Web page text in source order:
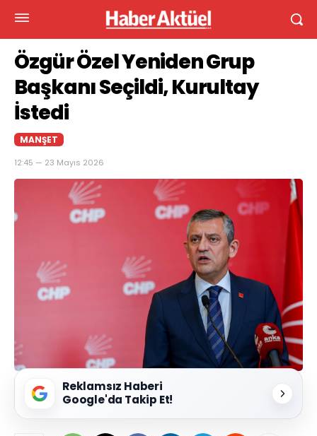
Özgür Özel Yeniden Grup
Başkanı Seçildi, Kurultay
İstedi
MANŞET
12:45 — 23 Mayıs 2026
Reklamsız Haberi
Google'da Takip Et!